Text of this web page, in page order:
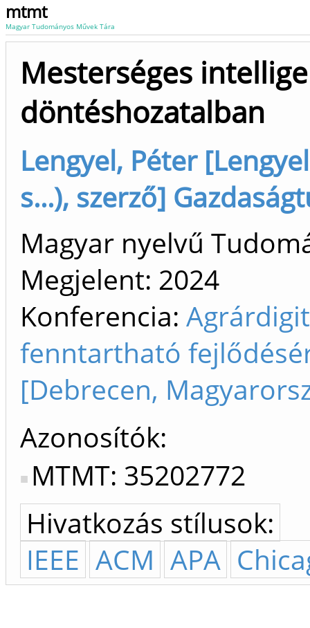
mtmt
Magyar Tudományos Művek Tára
Mesterséges
döntéshozatalban
Lengyel, Péter
s...), szerző]
Magyar nyelvű
Megjelent: 2024
Konferencia:
fenntartható
[Debrecen,
Azonosítók
MTMT: 35202772
Hivatkozás stílusok:
IEEE ACM APA